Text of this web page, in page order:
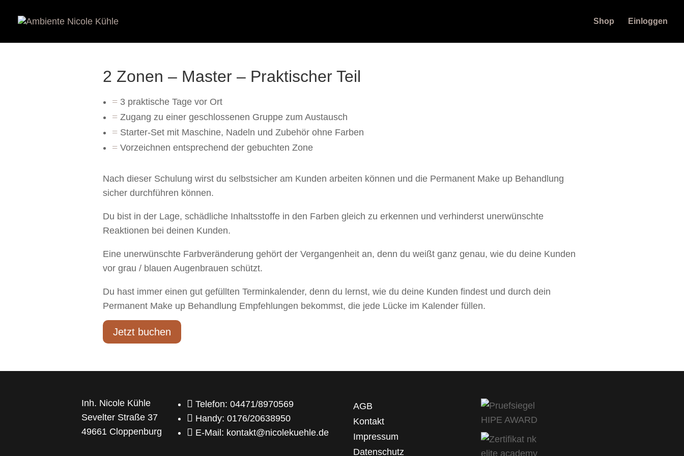
Shop Einloggen
2 Zonen – Master – Praktischer Teil
= 3 praktische Tage vor Ort
= Zugang zu einer geschlossenen Gruppe zum Austausch
= Starter-Set mit Maschine, Nadeln und Zubehör ohne Farben
= Vorzeichnen entsprechend der gebuchten Zone
Nach dieser Schulung wirst du selbstsicher am Kunden arbeiten können und die Permanent Make up Behandlung
sicher durchführen können.
Du bist in der Lage, schädliche Inhaltsstoffe in den Farben gleich zu erkennen und verhinderst unerwünschte
Reaktionen bei deinen Kunden.
Eine unerwünschte Farbveränderung gehört der Vergangenheit an, denn du weißt ganz genau, wie du deine Kunden
vor grau / blauen Augenbrauen schützt.
Du hast immer einen gut gefüllten Terminkalender, denn du lernst, wie du deine Kunden findest und durch dein
Permanent Make up Behandlung Empfehlungen bekommst, die jede Lücke im Kalender füllen.
Jetzt buchen
Inh. Nicole Kühle
Sevelter Straße 37
49661 Cloppenburg
 Telefon: 04471/8970569
 Handy: 0176/20638950
 E-Mail: kontakt@nicolekuehle.de
AGB
Kontakt
Impressum
Datenschutz